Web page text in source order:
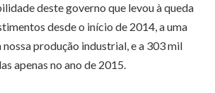
deste governo que levou à queda
desde o início de 2014, a uma
nossa produção industrial, e a 303 mil
apenas no ano de 2015.